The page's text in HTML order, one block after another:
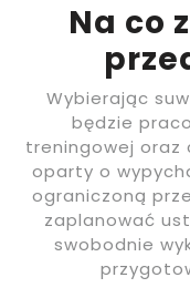
Na co
Wybierając
będzie
treningowej oraz
oparty o
ograniczoną
zaplanować
swobodnie